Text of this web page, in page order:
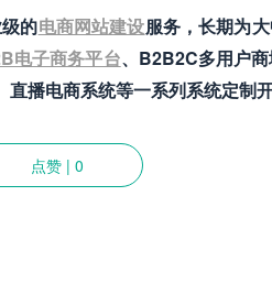
的电商网站建设服务，长期为
电子商务平台、B2B2C多用户
播电商系统等一系列系统定制开
点赞 | 0